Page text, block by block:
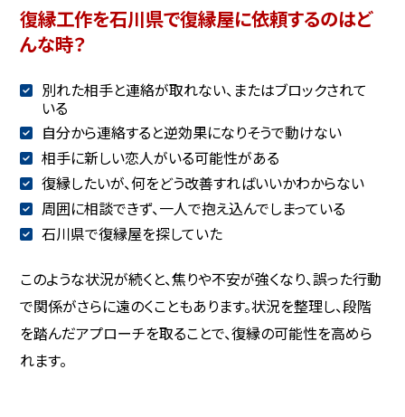
復縁工作を石川県で復縁屋に依頼するのはど
んな時？
別れた相手と連絡が取れない、またはブロックされて
いる
自分から連絡すると逆効果になりそうで動けない
相手に新しい恋人がいる可能性がある
復縁したいが、何をどう改善すればいいかわからない
周囲に相談できず、一人で抱え込んでしまっている
石川県で復縁屋を探していた
このような状況が続くと、焦りや不安が強くなり、誤った行動
で関係がさらに遠のくこともあります。状況を整理し、段階
を踏んだアプローチを取ることで、復縁の可能性を高めら
れます。